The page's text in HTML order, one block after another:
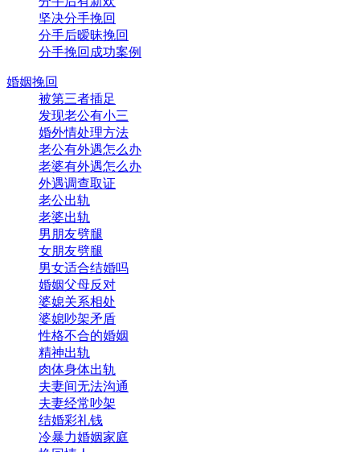
坚决分手挽回
分手后暧昧挽回
分手挽回成功案例
婚姻挽回
被第三者插足
发现老公有小三
婚外情处理方法
老公有外遇怎么办
老婆有外遇怎么办
外遇调查取证
老公出轨
老婆出轨
男朋友劈腿
女朋友劈腿
男女适合结婚吗
婚姻父母反对
婆媳关系相处
婆媳吵架矛盾
性格不合的婚姻
精神出轨
肉体身体出轨
夫妻间无法沟通
夫妻经常吵架
结婚彩礼钱
冷暴力婚姻家庭